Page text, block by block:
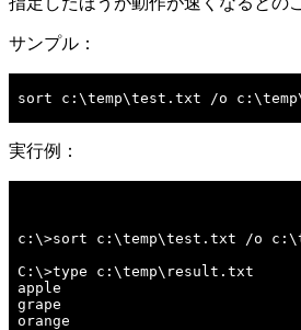
サンプル：
sort c:\temp\test.txt /o
実行例：
C:\>type c:\temp\result.txt
apple
grape
orange